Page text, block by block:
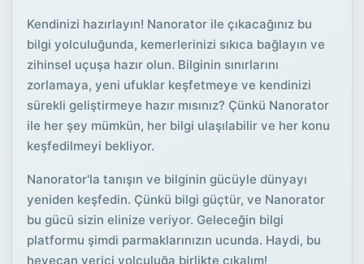
Kendinizi hazırlayın! Nanorator ile çıkacağınız bu
bilgi yolculuğunda, kemerlerinizi sıkıca bağlayın ve
zihinsel uçuşa hazır olun. Bilginin sınırlarını
zorlamaya, yeni ufuklar keşfetmeye ve kendinizi
sürekli geliştirmeye hazır mısınız? Çünkü Nanorator
ile her şey mümkün, her bilgi ulaşılabilir ve her konu
keşfedilmeyi bekliyor.
Nanorator'la tanışın ve bilginin gücüyle dünyayı
yeniden keşfedin. Çünkü bilgi güçtür, ve Nanorator
bu gücü sizin elinize veriyor. Geleceğin bilgi
platformu şimdi parmaklarınızın ucunda. Haydi, bu
heyecan verici yolculuğa birlikte çıkalım!